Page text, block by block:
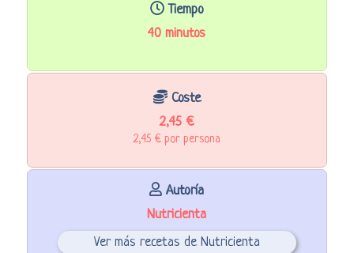
Tiempo
40 minutos
Coste
2,45 €
2,45 € por persona
Autoría
Nutricienta
Ver más recetas de Nutricienta